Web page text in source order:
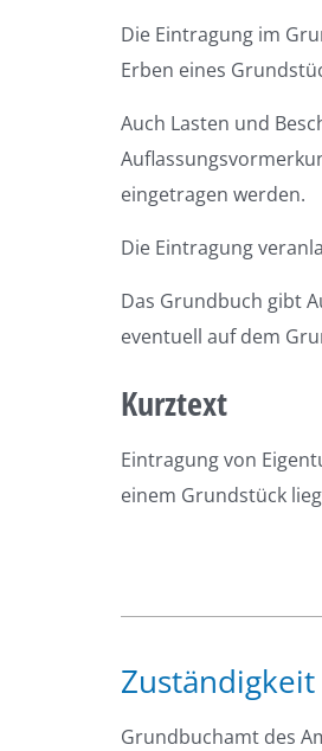
Die Eintragung im
Erben eines
Auch Lasten und
eingetragen werden.
Die Eintragung
Das Grundbuch gibt
eventuell auf dem
Kurztext
Eintragung von
einem Grundstück
Zuständigkeit
Grundbuchamt des